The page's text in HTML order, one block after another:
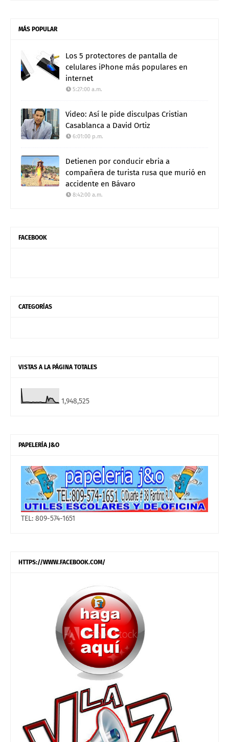
MÁS POPULAR
Los 5 protectores de pantalla de
celulares iPhone más populares en
internet
5:27:00 a.m.
Video: Así le pide disculpas Cristian
Casablanca a David Ortiz
6:01:00 p.m.
Detienen por conducir ebria a
compañera de turista rusa que murió en
accidente en Bávaro
8:42:00 a.m.
FACEBOOK
CATEGORÍAS
VISTAS A LA PÁGINA TOTALES
1,948,525
PAPELERÍA J&O
TEL: 809-574-1651
HTTPS://WWW.FACEBOOK.COM/